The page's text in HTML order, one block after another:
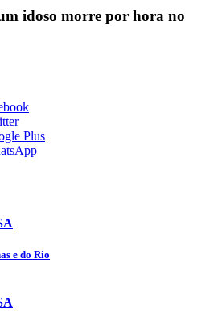
idoso morre por hora no
Plus
e do Rio